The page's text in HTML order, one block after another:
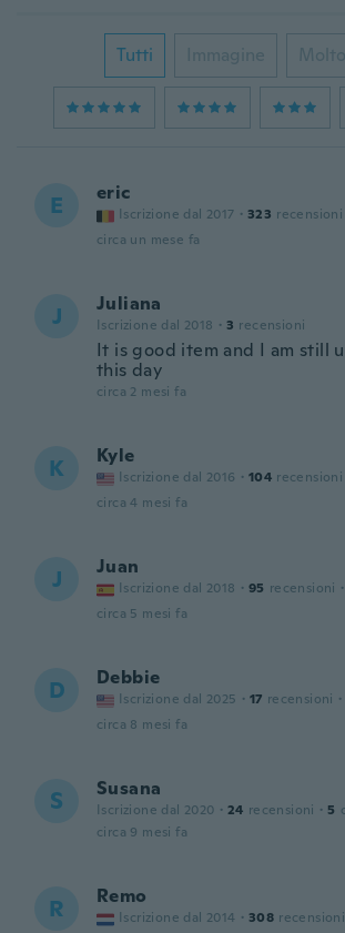
Tutti Immagine Molto
E eric
Iscrizione dal 2017 · 323 recensioni
circa un mese fa
J Juliana
Iscrizione dal 2018 · 3 recensioni
It is good item and I am still
this day
circa 2 mesi fa
K Kyle
Iscrizione dal 2016 · 104 recensioni
circa 4 mesi fa
J Juan
Iscrizione dal 2018 · 95 recensioni ·
circa 5 mesi fa
D Debbie
Iscrizione dal 2025 · 17 recensioni ·
circa 8 mesi fa
S Susana
Iscrizione dal 2020 · 24 recensioni · 5
circa 9 mesi fa
R Remo
Iscrizione dal 2014 · 308 recensioni